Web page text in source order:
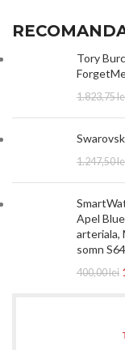
Tory
1.823,75
1.247,50
Apel
arteriala,
somn
400,00lei